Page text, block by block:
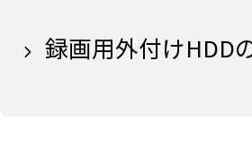
録画用外付けHDD